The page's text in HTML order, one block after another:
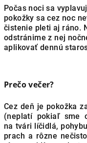
Počas noci sa
pokožky sa cez noc
čistenie pleti aj ráno.
odstránime z nej
aplikovať dennú
Prečo večer?
Cez deň je pokožka
(neplatí pokiaľ sme
na tvári líčidlá,
prach a rôzne